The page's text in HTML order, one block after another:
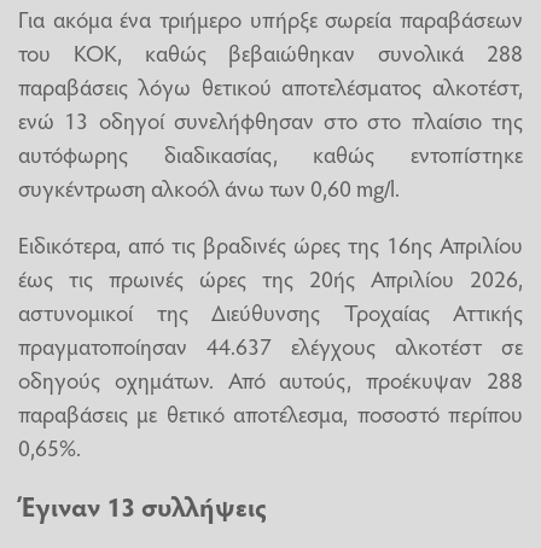
Για ακόμα ένα τριήμερο υπήρξε σωρεία παραβάσεων
του ΚΟΚ, καθώς βεβαιώθηκαν συνολικά 288
παραβάσεις λόγω θετικού αποτελέσματος αλκοτέστ,
ενώ 13 οδηγοί συνελήφθησαν στο στο πλαίσιο της
αυτόφωρης διαδικασίας, καθώς εντοπίστηκε
συγκέντρωση αλκοόλ άνω των 0,60 mg/l.
Ειδικότερα, από τις βραδινές ώρες της 16ης Απριλίου
έως τις πρωινές ώρες της 20ής Απριλίου 2026,
αστυνομικοί της Διεύθυνσης Τροχαίας Αττικής
πραγματοποίησαν 44.637 ελέγχους αλκοτέστ σε
οδηγούς οχημάτων. Από αυτούς, προέκυψαν 288
παραβάσεις με θετικό αποτέλεσμα, ποσοστό περίπου
0,65%.
Έγιναν 13 συλλήψεις